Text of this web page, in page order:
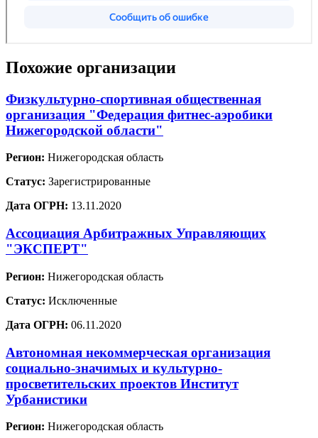
Похожие организации
Физкультурно-спортивная общественная
организация "Федерация фитнес-аэробики
Нижегородской области"
Регион: Нижегородская область
Статус: Зарегистрированные
Дата ОГРН: 13.11.2020
Ассоциация Арбитражных Управляющих
"ЭКСПЕРТ"
Регион: Нижегородская область
Статус: Исключенные
Дата ОГРН: 06.11.2020
Автономная некоммерческая организация
социально-значимых и культурно-
просветительских проектов Институт
Урбанистики
Регион: Нижегородская область